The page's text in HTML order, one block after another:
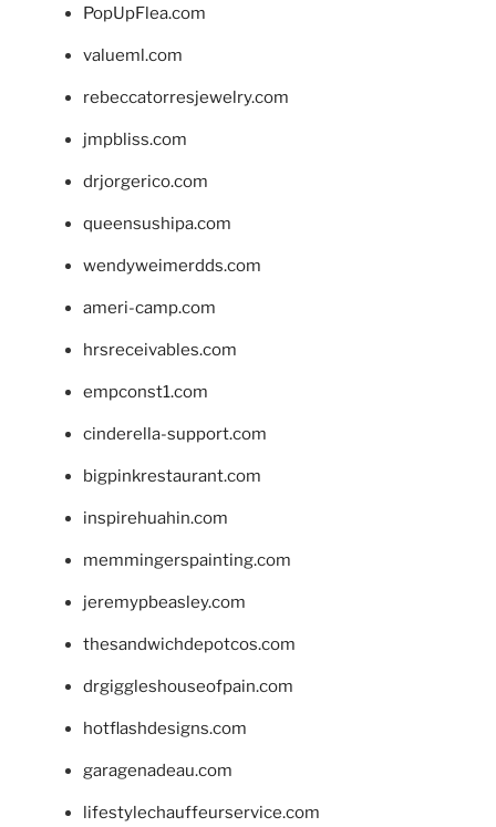
PopUpFlea.com
valueml.com
rebeccatorresjewelry.com
jmpbliss.com
drjorgerico.com
queensushipa.com
wendyweimerdds.com
ameri-camp.com
hrsreceivables.com
empconst1.com
cinderella-support.com
bigpinkrestaurant.com
inspirehuahin.com
memmingerspainting.com
jeremypbeasley.com
thesandwichdepotcos.com
drgiggleshouseofpain.com
hotflashdesigns.com
garagenadeau.com
lifestylechauffeurservice.com